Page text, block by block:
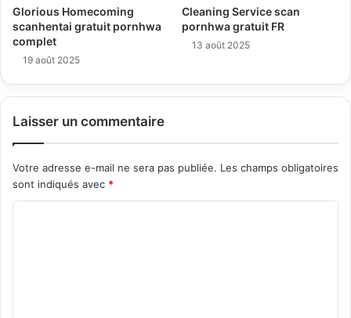
Glorious Homecoming
scanhentai gratuit pornhwa
complet
19 août 2025
Cleaning Service scan
pornhwa gratuit FR
13 août 2025
Laisser un commentaire
Votre adresse e-mail ne sera pas publiée. Les champs obligatoires
sont indiqués avec *